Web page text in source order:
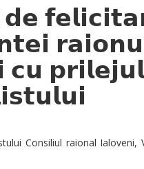
Consiliul raional Ialoveni,